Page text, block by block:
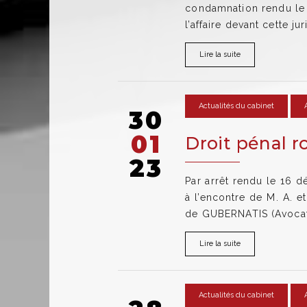
condamnation rendu
l’affaire devant cette
Lire la suite
30
01
23
Actualités du cabinet
Droit pénal
Par arrêt rendu le 16
à l’encontre de M. A.
de GUBERNATIS
Lire la suite
Actualités du cabinet